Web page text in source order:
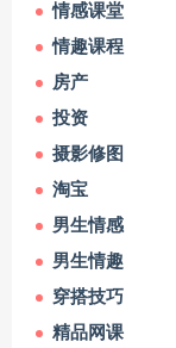
情感课堂
情趣课程
房产
投资
摄影修图
淘宝
男生情感
男生情趣
穿搭技巧
精品网课